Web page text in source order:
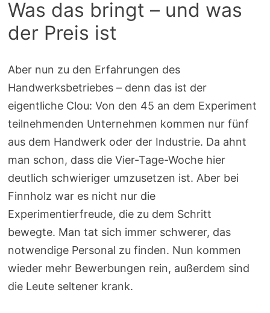
Was das bringt – und was
der Preis ist
Aber nun zu den Erfahrungen des
Handwerksbetriebes – denn das ist der
eigentliche Clou: Von den 45 an dem Experiment
teilnehmenden Unternehmen kommen nur fünf
aus dem Handwerk oder der Industrie. Da ahnt
man schon, dass die Vier-Tage-Woche hier
deutlich schwieriger umzusetzen ist. Aber bei
Finnholz war es nicht nur die
Experimentierfreude, die zu dem Schritt
bewegte. Man tat sich immer schwerer, das
notwendige Personal zu finden. Nun kommen
wieder mehr Bewerbungen rein, außerdem sind
die Leute seltener krank.